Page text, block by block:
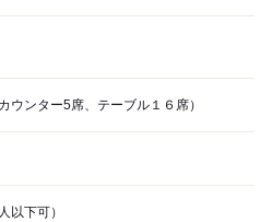
ウンター5席、テーブル１６席）
以下可）